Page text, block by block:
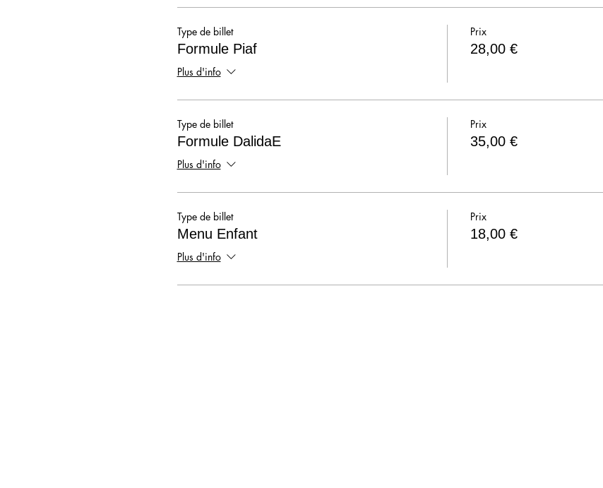
Type de billet
Formule Piaf
Plus d'info
Prix
28,00 €
Type de billet
Formule DalidaE
Plus d'info
Prix
35,00 €
Type de billet
Menu Enfant
Plus d'info
Prix
18,00 €